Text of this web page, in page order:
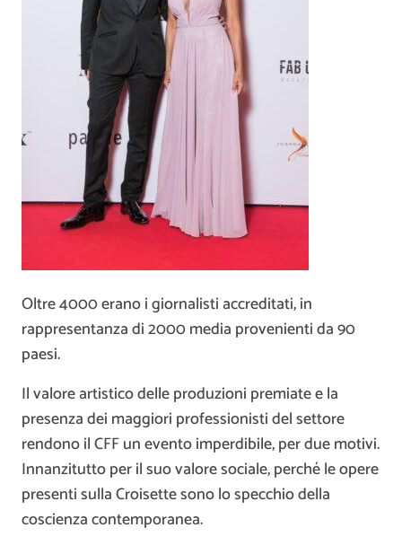
Oltre 4000 erano i giornalisti accreditati, in
rappresentanza di 2000 media provenienti da 90
paesi.
Il valore artistico delle produzioni premiate e la
presenza dei maggiori professionisti del settore
rendono il CFF un evento imperdibile, per due motivi.
Innanzitutto per il suo valore sociale, perché le opere
presenti sulla Croisette sono lo specchio della
coscienza contemporanea.